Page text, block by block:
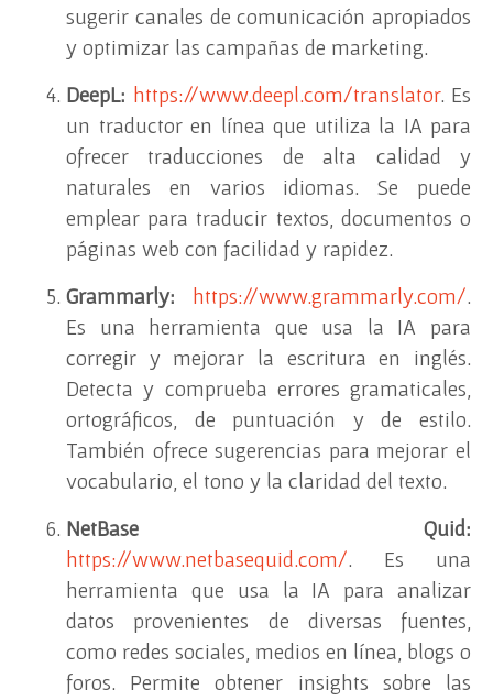
sugerir canales de comunicación apropiados
y optimizar las campañas de marketing.
DeepL: https://www.deepl.com/translator. Es
un traductor en línea que utiliza la IA para
ofrecer traducciones de alta calidad y
naturales en varios idiomas. Se puede
emplear para traducir textos, documentos o
páginas web con facilidad y rapidez.
Grammarly:
https://www.grammarly.com/.
Es una herramienta que usa la IA para
corregir y mejorar la escritura en inglés.
Detecta y comprueba errores gramaticales,
ortográficos, de puntuación y de estilo.
También ofrece sugerencias para mejorar el
vocabulario, el tono y la claridad del texto.
NetBase Quid:
https://www.netbasequid.com/. Es una
herramienta que usa la IA para analizar
datos provenientes de diversas fuentes,
como redes sociales, medios en línea, blogs o
foros. Permite obtener insights sobre las